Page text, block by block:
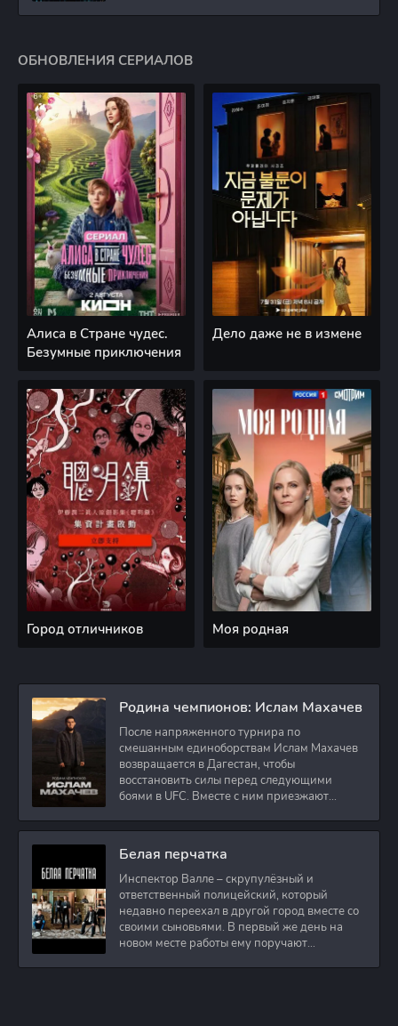
ОБНОВЛЕНИЯ СЕРИАЛОВ
Алиса в Стране чудес.
Безумные приключения
Дело даже не в измене
Город отличников Моя родная
Родина чемпионов: Ислам Махачев
После напряженного турнира по
смешанным единоборствам Ислам Махачев
возвращается в Дагестан, чтобы
восстановить силы перед следующими
боями в UFC. Вместе с ним приезжают
Белая перчатка
Инспектор Валле – скрупулёзный и
ответственный полицейский, который
недавно переехал в другой город вместе со
своими сыновьями. В первый же день на
новом месте работы ему поручают